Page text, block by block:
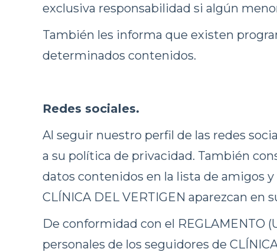
exclusiva responsabilidad si algún
También les informa que existen
determinados contenidos.
Redes sociales.
Al seguir nuestro perfil de las redes
a su política de privacidad. También
datos contenidos en la lista de amigos
CLÍNICA DEL VERTIGEN aparezcan en
De conformidad con el REGLAMENTO
personales de los seguidores de